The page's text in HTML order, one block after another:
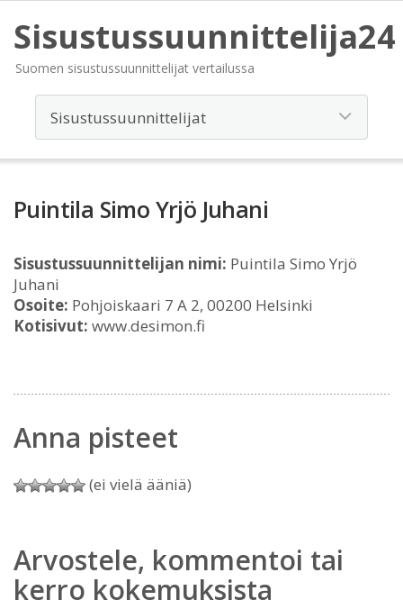
Sisustussuunnittelija24
Suomen sisustussuunnittelijat vertailussa
Puintila Simo Yrjö Juhani
Sisustussuunnittelijan nimi: Puintila Simo Yrjö
Juhani
Osoite: Pohjoiskaari 7 A 2, 00200 Helsinki
Kotisivut: www.desimon.fi
Anna pisteet
(ei vielä ääniä)
Arvostele, kommentoi tai
kerro kokemuksista